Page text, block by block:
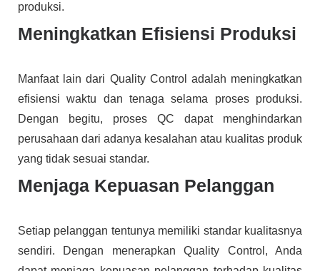
produksi.
Meningkatkan Efisiensi Produksi
Manfaat lain dari Quality Control adalah meningkatkan
efisiensi waktu dan tenaga selama proses produksi.
Dengan begitu, proses QC dapat menghindarkan
perusahaan dari adanya kesalahan atau kualitas produk
yang tidak sesuai standar.
Menjaga Kepuasan Pelanggan
Setiap pelanggan tentunya memiliki standar kualitasnya
sendiri. Dengan menerapkan Quality Control, Anda